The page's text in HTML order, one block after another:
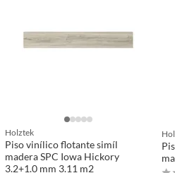
Holztek
Piso vinílico flotante simíl
madera SPC Iowa Hickory
3.2+1.0 mm 3.11 m2